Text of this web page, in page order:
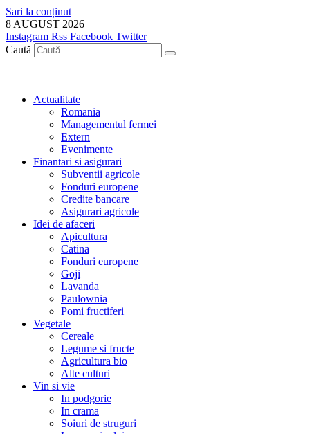
Sari la conținut
8 AUGUST 2026
Instagram Rss Facebook Twitter
Caută
Actualitate
Romania
Managementul fermei
Extern
Evenimente
Finantari si asigurari
Subventii agricole
Fonduri europene
Credite bancare
Asigurari agricole
Idei de afaceri
Apicultura
Catina
Fonduri europene
Goji
Lavanda
Paulownia
Pomi fructiferi
Vegetale
Cereale
Legume si fructe
Agricultura bio
Alte culturi
Vin si vie
In podgorie
In crama
Soiuri de struguri